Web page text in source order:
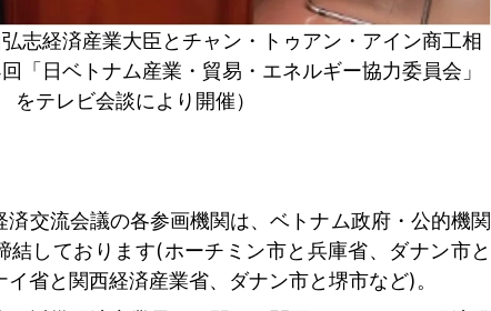
志経済産業大臣とチャン・トゥアン・アイン商工相
回「日ベトナム産業・貿易・エネルギー協力委員会」
をテレビ会談により開催）
済交流会議の各参画機関は、ベトナム政府・公的機関
結しております(ホーチミン市と兵庫省、ダナン市と
イ省と関西経済産業省、ダナン市と堺市など)。